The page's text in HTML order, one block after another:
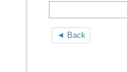
◄ Back